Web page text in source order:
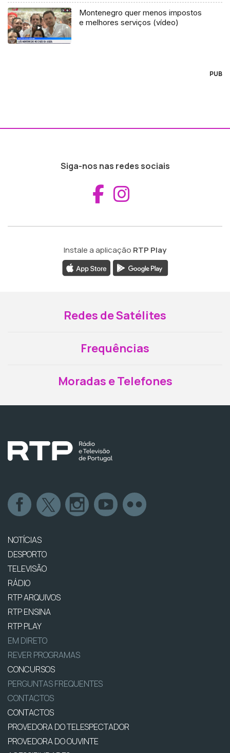
Montenegro quer menos impostos
e melhores serviços (vídeo)
PUB
Siga-nos nas redes sociais
Aceder ao
Instale a aplicação RTP Play
Redes de Satélites
Frequências
Moradas e Telefones
NOTÍCIAS
DESPORTO
TELEVISÃO
RÁDIO
RTP ARQUIVOS
RTP ENSINA
RTP PLAY
EM DIRETO
REVER PROGRAMAS
CONCURSOS
PERGUNTAS FREQUENTES
CONTACTOS
CONTACTOS
PROVEDORA DO TELESPECTADOR
PROVEDORA DO OUVINTE